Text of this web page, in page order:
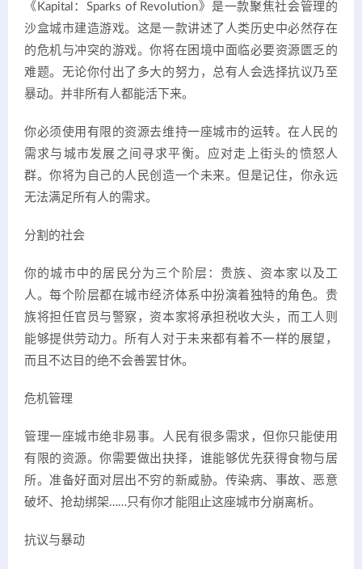
《Kapital：Sparks of Revolution》是一款聚焦社会管理的
沙盒城市建造游戏。这是一款讲述了人类历史中必然存在
的危机与冲突的游戏。你将在困境中面临必要资源匮乏的
难题。无论你付出了多大的努力，总有人会选择抗议乃至
暴动。并非所有人都能活下来。
你必须使用有限的资源去维持一座城市的运转。在人民的
需求与城市发展之间寻求平衡。应对走上街头的愤怒人
群。你将为自己的人民创造一个未来。但是记住，你永远
无法满足所有人的需求。
分割的社会
你的城市中的居民分为三个阶层：贵族、资本家以及工
人。每个阶层都在城市经济体系中扮演着独特的角色。贵
族将担任官员与警察，资本家将承担税收大头，而工人则
能够提供劳动力。所有人对于未来都有着不一样的展望，
而且不达目的绝不会善罢甘休。
危机管理
管理一座城市绝非易事。人民有很多需求，但你只能使用
有限的资源。你需要做出抉择，谁能够优先获得食物与居
所。准备好面对层出不穷的新威胁。传染病、事故、恶意
破坏、抢劫绑架……只有你才能阻止这座城市分崩离析。
抗议与暴动